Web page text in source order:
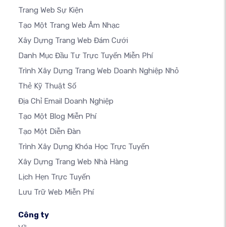
Trang Web Sự Kiện
Tạo Một Trang Web Âm Nhạc
Xây Dựng Trang Web Đám Cưới
Danh Mục Đầu Tư Trực Tuyến Miễn Phí
Trình Xây Dựng Trang Web Doanh Nghiệp Nhỏ
Thẻ Kỹ Thuật Số
Địa Chỉ Email Doanh Nghiệp
Tạo Một Blog Miễn Phí
Tạo Một Diễn Đàn
Trình Xây Dựng Khóa Học Trực Tuyến
Xây Dựng Trang Web Nhà Hàng
Lịch Hẹn Trực Tuyến
Lưu Trữ Web Miễn Phí
Công ty